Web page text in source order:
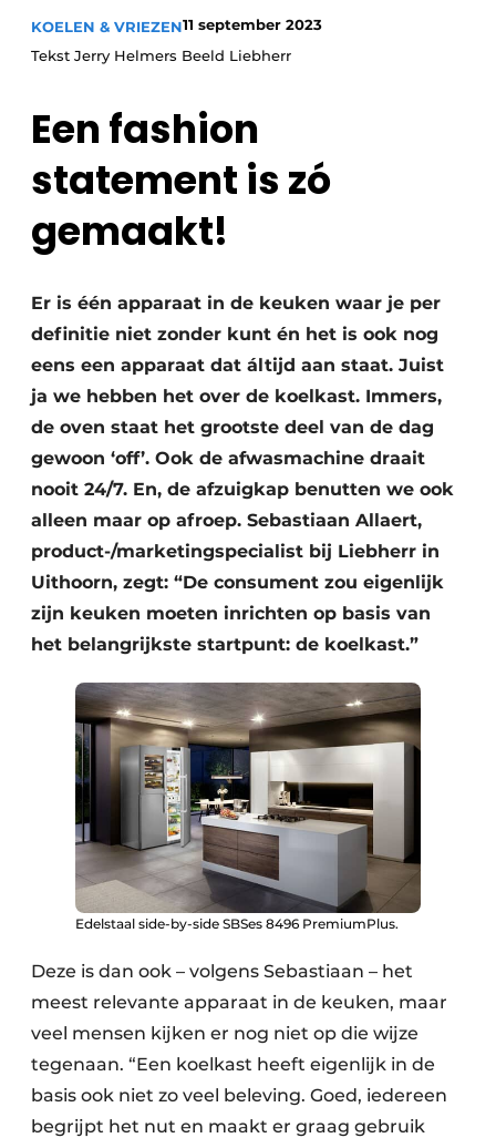
Vacature aanmelden
Video’s
Meubelbeslag & Kastindeling
KOELEN & VRIEZEN11 september 2023
Tekst Jerry Helmers Beeld Liebherr
Een fashion
statement is zó
gemaakt!
Er is één apparaat in de keuken waar je per
definitie niet zonder kunt én het is ook nog
eens een apparaat dat áltijd aan staat. Juist
ja we hebben het over de koelkast. Immers,
de oven staat het grootste deel van de dag
gewoon ‘off’. Ook de afwasmachine draait
nooit 24/7. En, de afzuigkap benutten we ook
alleen maar op afroep. Sebastiaan Allaert,
product-/marketingspecialist bij Liebherr in
Uithoorn, zegt: “De consument zou eigenlijk
zijn keuken moeten inrichten op basis van
het belangrijkste startpunt: de koelkast.”
Edelstaal side-by-side SBSes 8496 PremiumPlus.
Deze is dan ook – volgens Sebastiaan – het
meest relevante apparaat in de keuken, maar
veel mensen kijken er nog niet op die wijze
tegenaan. “Een koelkast heeft eigenlijk in de
basis ook niet zo veel beleving. Goed, iedereen
begrijpt het nut en maakt er graag gebruik